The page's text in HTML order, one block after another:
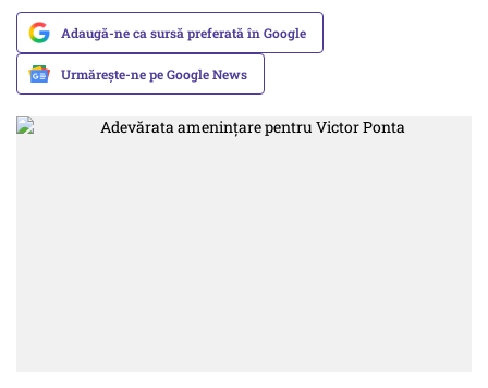
Adaugă-ne ca sursă preferată în Google
Urmărește-ne pe Google News